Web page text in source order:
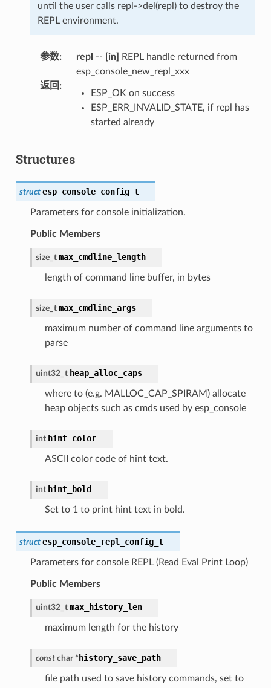
until the user calls repl->del(repl) to destroy the
REPL environment.
参数: repl -- [in]
REPL handle returned from
esp_console_new_repl_xxx
返回 :
ESP_OK on success
ESP_ERR_INVALID_STATE, if repl has
started already
Structures
struct esp_console_config_t
Parameters for console initialization.
Public Members
size_t max_cmdline_length
length of command line buffer, in bytes
size_t max_cmdline_args
maximum number of command line arguments to
parse
uint32_t heap_alloc_caps
where to (e.g. MALLOC_CAP_SPIRAM) allocate
heap objects such as cmds used by esp_console
int hint_color
ASCII color code of hint text.
int hint_bold
Set to 1 to print hint text in bold.
struct esp_console_repl_config_t
Parameters for console REPL (Read Eval Print Loop)
Public Members
uint32_t max_history_len
maximum length for the history
const char * history_save_path
file path used to save history commands, set to